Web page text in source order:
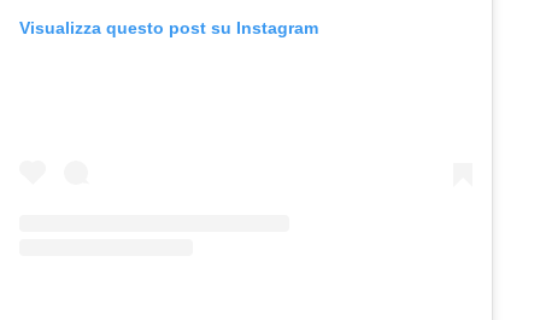
Visualizza questo post su Instagram